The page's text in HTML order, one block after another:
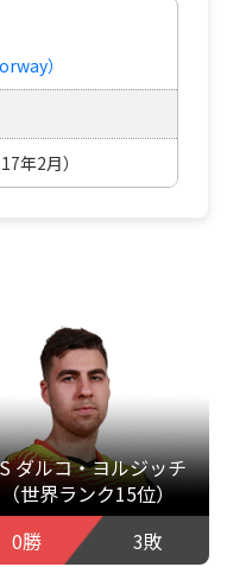
）
年2月）
ダルコ・ヨルジッチ
（世界ランク15位）
0勝
3敗